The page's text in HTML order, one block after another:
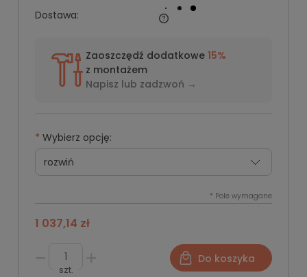
Dostawa:
Zaoszczędź dodatkowe 15%
z montażem
Napisz lub zadzwoń →
* Wybierz opcję:
* Pole wymagane
1 037,14 zł
szt.
Do koszyka